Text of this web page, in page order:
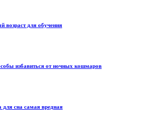
возраст для обучения
избавиться от ночных кошмаров
для сна самая вредная